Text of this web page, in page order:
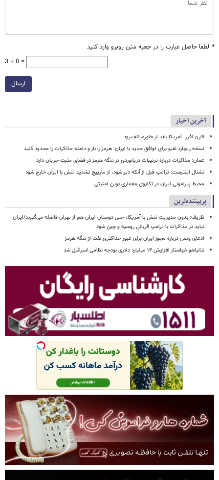
* لطفا حاصل عبارت را در جعبه متن روبرو وارد کنید
3 + 0 =
ارسال
آخرین اخبار
فارن افرز: آمریکا باید از خاورمیانه برود
نسخه ریچارد نفیو برای توافق جدید با ایران: هرمز را باز و دامنه مذاکرات را محدود کنید
عمان: مذاکرات درباره ترتیبات دریانوردی در تنگه هرمز در فضای مثبت جریان دارد
نشنال اینترست: ترامپ قبل از آنکه دیر شود، از مارپیچ تشدید تنش با ایران خارج شود
محیط پیرامونی ایران در تکاپوی معماری نوین امنیتی
پربیننده‌ترین
ظریف: بدون مدیریت تنش با آمریکا، حتی دوستان ایران هم از تهران فاصله می‌گیرند/ایران
نباید در مذاکرات با ترامپ قربانی روسیه و چین شود
ادعای ونس درباره مجوز ایران برای عبور حداکثری نفت از تنگه هرمز
نتانیاهو خواستار افزایش ۱۴ میلیارد دلاری بودجه نظامی اسرائیل شد